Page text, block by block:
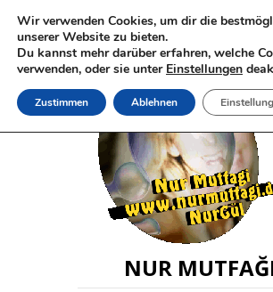
NUR
Wir verwenden Cookies, um dir die
unserer Website zu bieten.
Du kannst mehr darüber erfahren, welche
verwenden, oder sie unter Einstellungen
Zustimmen Ablehnen